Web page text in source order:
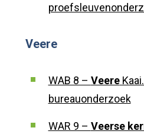
Veere
WAB 8 – Veere
bureauonderzoek
WAR 9 – Veerse